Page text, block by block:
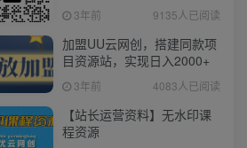
3年前 9135人已阅读
加盟UU云网创，搭建同款项
目资源站，实现日入2000+
3年前 4083人已阅读
【站长运营资料】无水印课
程资源